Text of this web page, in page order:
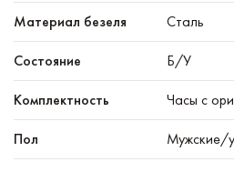
Материал безеля Сталь
Состояние Б/У
Комплектность Часы с
Пол Мужские/